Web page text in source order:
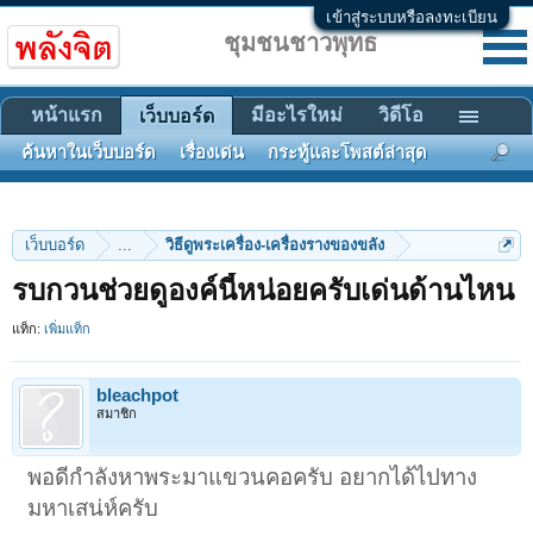
เข้าสู่ระบบหรือลงทะเบียน
เว็บบอร์ด ... วิธีดูพระเครื่อง-เครื่องรางของขลัง
รบกวนช่วยดูองค์นี้หน่อยครับเด่นด้านไหน
แท็ก: เพิ่มแท็ก
bleachpot
สมาชิก
พอดีกำลังหาพระมาแขวนคอครับ อยากได้ไปทาง
มหาเสน่ห์ครับ
ชุมชนชาวพุทธ
หน้าแรก เว็บบอร์ด
ค้นหาในเว็บบอร์ด เรื่องเด่น กระทู้และโพสต์ล่าสุด
มีอะไรใหม่ วิดีโอ